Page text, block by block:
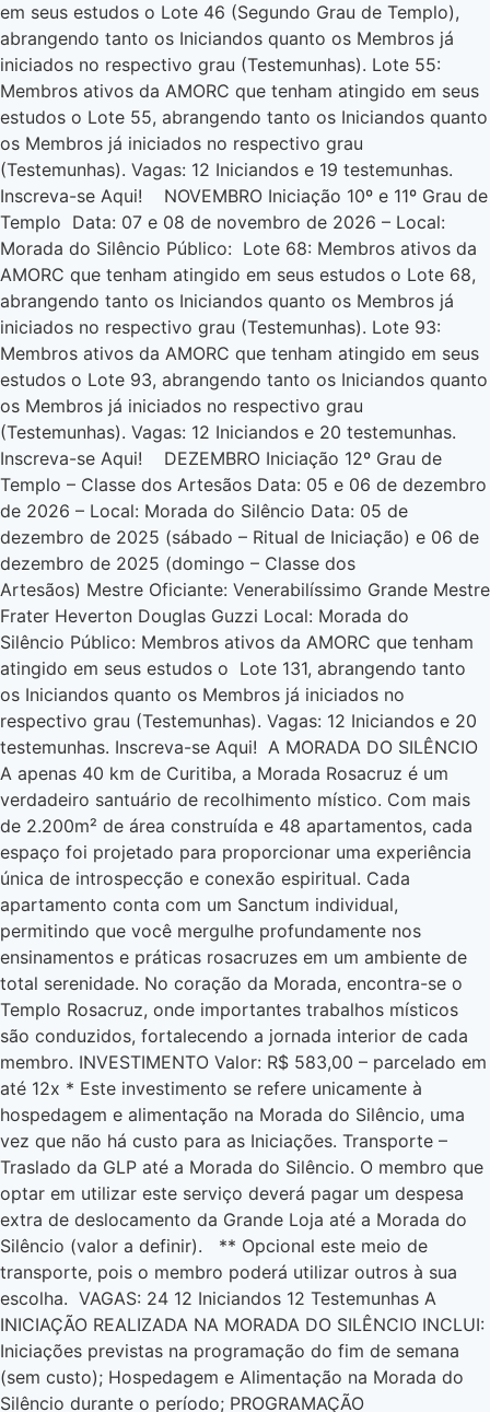
em seus estudos o Lote 46 (Segundo Grau de Templo),
abrangendo tanto os Iniciandos quanto os Membros já
iniciados no respectivo grau (Testemunhas). Lote 55:
Membros ativos da AMORC que tenham atingido em seus
estudos o Lote 55, abrangendo tanto os Iniciandos quanto
os Membros já iniciados no respectivo grau
(Testemunhas). Vagas: 12 Iniciandos e 19 testemunhas.
Inscreva-se Aqui! NOVEMBRO Iniciação 10º e 11º Grau de
Templo Data: 07 e 08 de novembro de 2026 – Local:
Morada do Silêncio Público: Lote 68: Membros ativos da
AMORC que tenham atingido em seus estudos o Lote 68,
abrangendo tanto os Iniciandos quanto os Membros já
iniciados no respectivo grau (Testemunhas). Lote 93:
Membros ativos da AMORC que tenham atingido em seus
estudos o Lote 93, abrangendo tanto os Iniciandos quanto
os Membros já iniciados no respectivo grau
(Testemunhas). Vagas: 12 Iniciandos e 20 testemunhas.
Inscreva-se Aqui! DEZEMBRO Iniciação 12º Grau de
Templo – Classe dos Artesãos Data: 05 e 06 de dezembro
de 2026 – Local: Morada do Silêncio Data: 05 de
dezembro de 2025 (sábado – Ritual de Iniciação) e 06 de
dezembro de 2025 (domingo – Classe dos
Artesãos) Mestre Oficiante: Venerabilíssimo Grande Mestre
Frater Heverton Douglas Guzzi Local: Morada do
Silêncio Público: Membros ativos da AMORC que tenham
atingido em seus estudos o Lote 131, abrangendo tanto
os Iniciandos quanto os Membros já iniciados no
respectivo grau (Testemunhas). Vagas: 12 Iniciandos e 20
testemunhas. Inscreva-se Aqui! A MORADA DO SILÊNCIO
A apenas 40 km de Curitiba, a Morada Rosacruz é um
verdadeiro santuário de recolhimento místico. Com mais
de 2.200m² de área construída e 48 apartamentos, cada
espaço foi projetado para proporcionar uma experiência
única de introspecção e conexão espiritual. Cada
apartamento conta com um Sanctum individual,
permitindo que você mergulhe profundamente nos
ensinamentos e práticas rosacruzes em um ambiente de
total serenidade. No coração da Morada, encontra-se o
Templo Rosacruz, onde importantes trabalhos místicos
são conduzidos, fortalecendo a jornada interior de cada
membro. INVESTIMENTO Valor: R$ 583,00 – parcelado em
até 12x * Este investimento se refere unicamente à
hospedagem e alimentação na Morada do Silêncio, uma
vez que não há custo para as Iniciações. Transporte –
Traslado da GLP até a Morada do Silêncio. O membro que
optar em utilizar este serviço deverá pagar um despesa
extra de deslocamento da Grande Loja até a Morada do
Silêncio (valor a definir). ** Opcional este meio de
transporte, pois o membro poderá utilizar outros à sua
escolha. VAGAS: 24 12 Iniciandos 12 Testemunhas A
INICIAÇÃO REALIZADA NA MORADA DO SILÊNCIO INCLUI:
Iniciações previstas na programação do fim de semana
(sem custo); Hospedagem e Alimentação na Morada do
Silêncio durante o período; PROGRAMAÇÃO